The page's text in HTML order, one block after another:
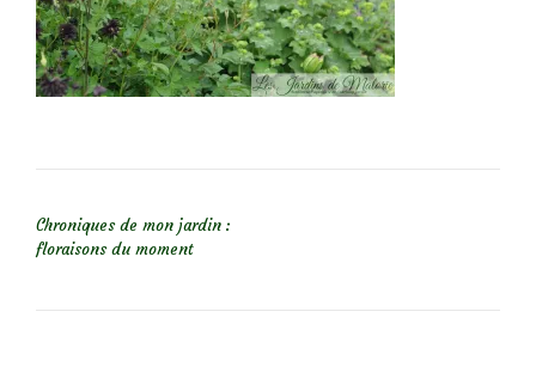
Chroniques de mon jardin :
floraisons du moment